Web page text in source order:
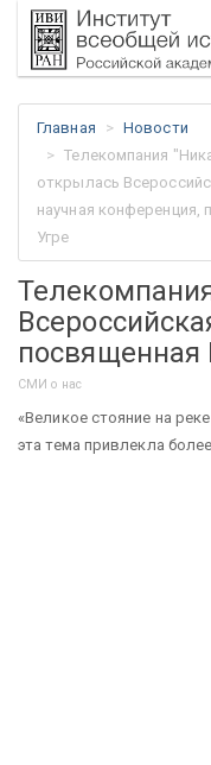
Главная
Новости
Телекомпания
открылась
научная конференция,
Угре
посвященная
СМИ о нас
«Великое стояние на
эта тема привлекла